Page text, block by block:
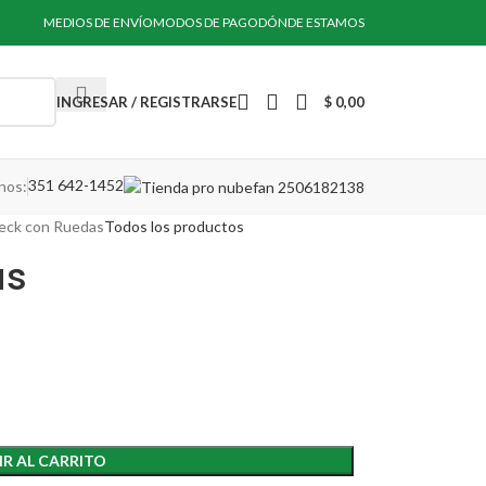
MEDIOS DE ENVÍOMODOS DE PAGODÓNDE ESTAMOS
INGRESAR / REGISTRARSE $ 0,00
351 642-1452
con RuedasTodos los productos
AL CARRITO